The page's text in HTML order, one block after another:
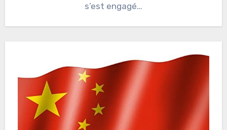
s’est engagé…